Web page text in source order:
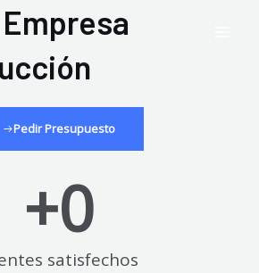
Pedir Presupuesto
satisfechos
+0